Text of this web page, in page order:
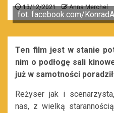
13/12/2021 Anna Merchel
fot. facebook.com/
Ten film jest w stanie
nim o podłogę sali
już w samotności
Reżyser jak i
nas, z wielką